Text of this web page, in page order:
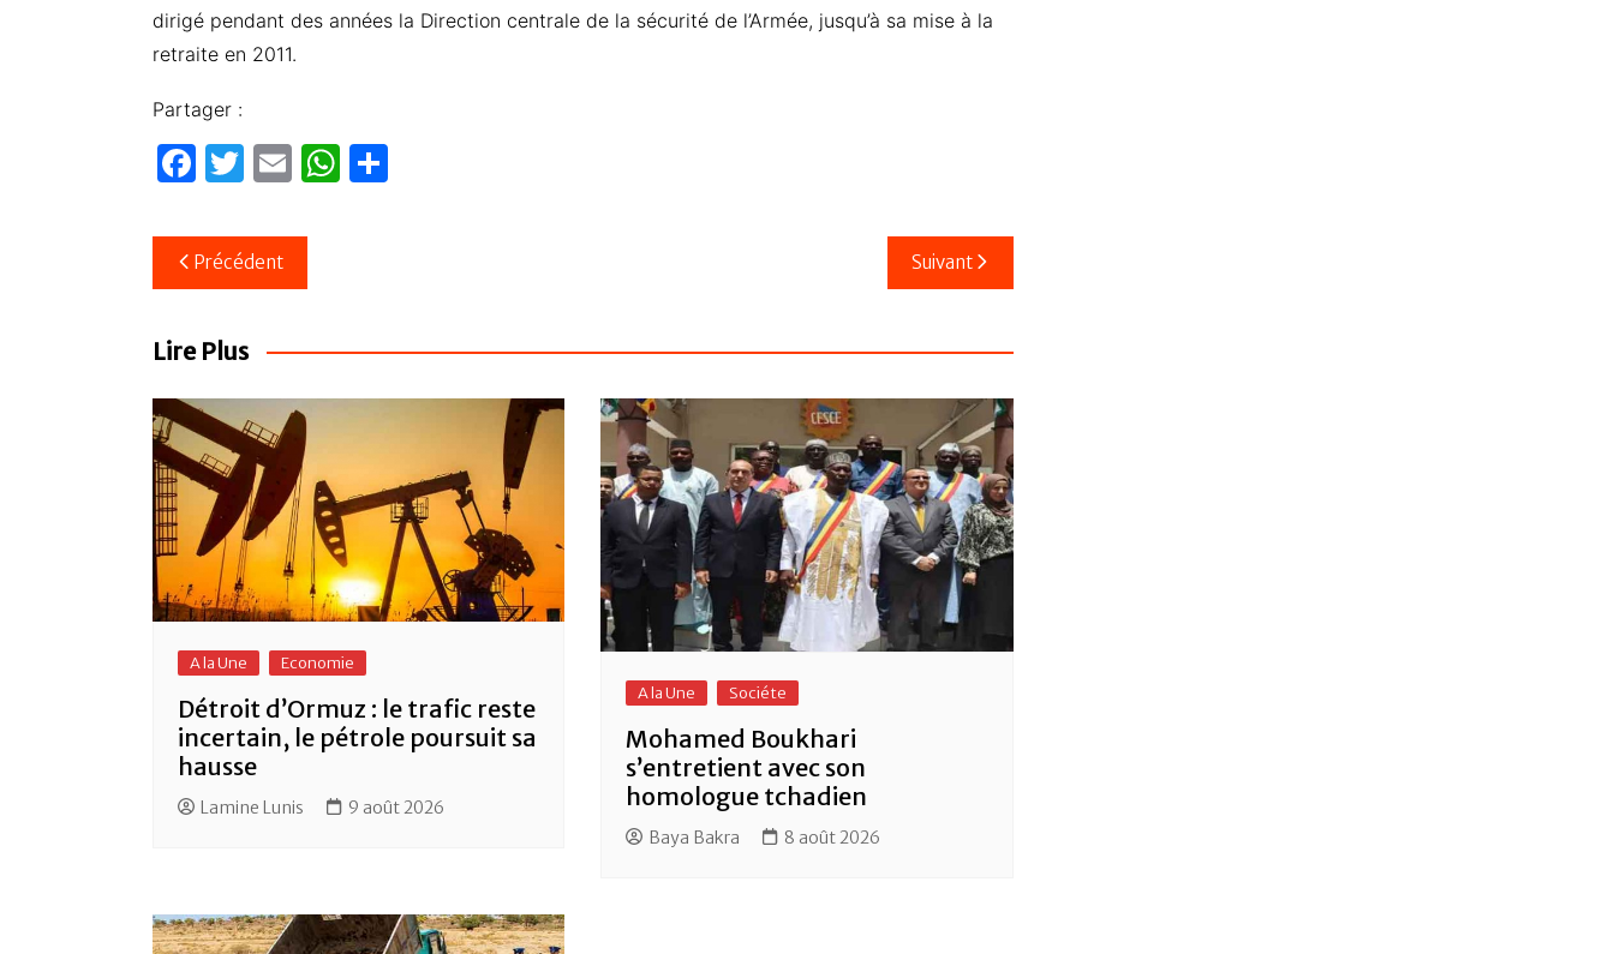
dirigé pendant des années la Direction centrale de la sécurité de l’Armée, jusqu’à sa mise à la
retraite en 2011.
Partager :
F
c
e
o
o
k
T
itt
er
E
ail
W
p
p
Navigation
de
l’article
Précédent Suivant
Lire Plus
A la Une Economie
Détroit d’Ormuz : le trafic reste
incertain, le pétrole poursuit sa
hausse
Lamine Lunis 9 août 2026
A la Une Sociéte
Mohamed Boukhari
s’entretient avec son
homologue tchadien
Baya Bakra 8 août 2026